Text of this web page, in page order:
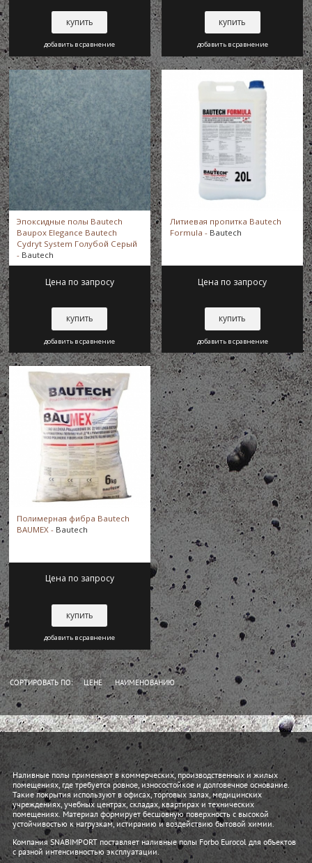
купить
добавить в сравнение
купить
добавить в сравнение
Эпоксидные полы Bautech
Baupox Elegance Bautech
Cydryt System Голубой Серый
- Bautech
Цена по запросу
купить
добавить в сравнение
Литиевая пропитка Bautech
Formula - Bautech
Цена по запросу
купить
добавить в сравнение
Полимерная фибра Bautech
BAUMEX - Bautech
Цена по запросу
купить
добавить в сравнение
СОРТИРОВАТЬ ПО: ЦЕНЕ НАИМЕНОВАНИЮ
Наливные полы применяют в коммерческих, производственных и жилых
помещениях, где требуется ровное, износостойкое и долговечное основание.
Такие покрытия используют в офисах, торговых залах, медицинских
учреждениях, учебных центрах, складах, квартирах и технических
помещениях. Материал формирует бесшовную поверхность с высокой
устойчивостью к нагрузкам, истиранию и воздействию бытовой химии.
Компания SNABIMPORT поставляет наливные полы Forbo Eurocol для объектов
с разной интенсивностью эксплуатации.